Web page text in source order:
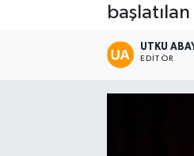
UTKU
EDITÖR
Tüm Manşetler
Son Dakika Haberleri